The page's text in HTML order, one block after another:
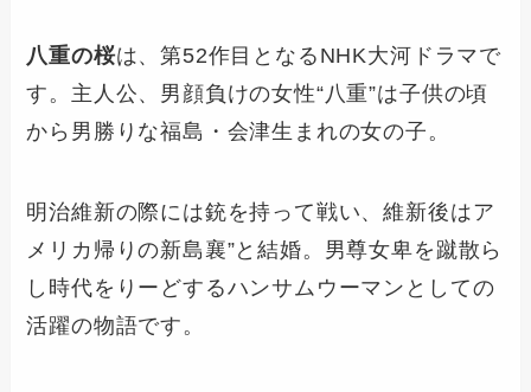
八重の桜は、第52作目となるNHK大河ドラマで
す。主人公、男顔負けの女性“八重”は子供の頃
から男勝りな福島・会津生まれの女の子。
明治維新の際には銃を持って戦い、維新後はア
メリカ帰りの新島襄”と結婚。男尊女卑を蹴散ら
し時代をりーどするハンサムウーマンとしての
活躍の物語です。